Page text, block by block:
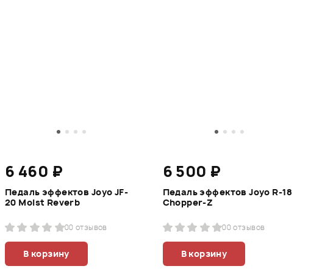
6 460 ₽
Педаль эффектов Joyo JF-
20 Moist Reverb
00 отзывов
В корзину
6 500 ₽
Педаль эффектов Joyo R-18
Chopper-Z
00 отзывов
В корзину